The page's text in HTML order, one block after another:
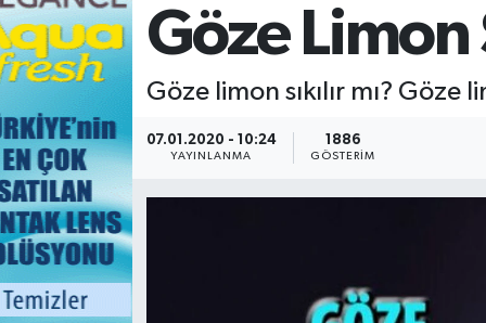
Göze Limon
Göze limon sıkılır mı?
07.01.2020 - 10:24
YAYINLANMA
1886
GÖSTERIM
İstanbul Namaz Vakitleri
Trafik Durumu
Süper Lig Puan Durumu ve Fikstür
Tüm Manşetler
Son Dakika Haberleri
Haber Arşivi